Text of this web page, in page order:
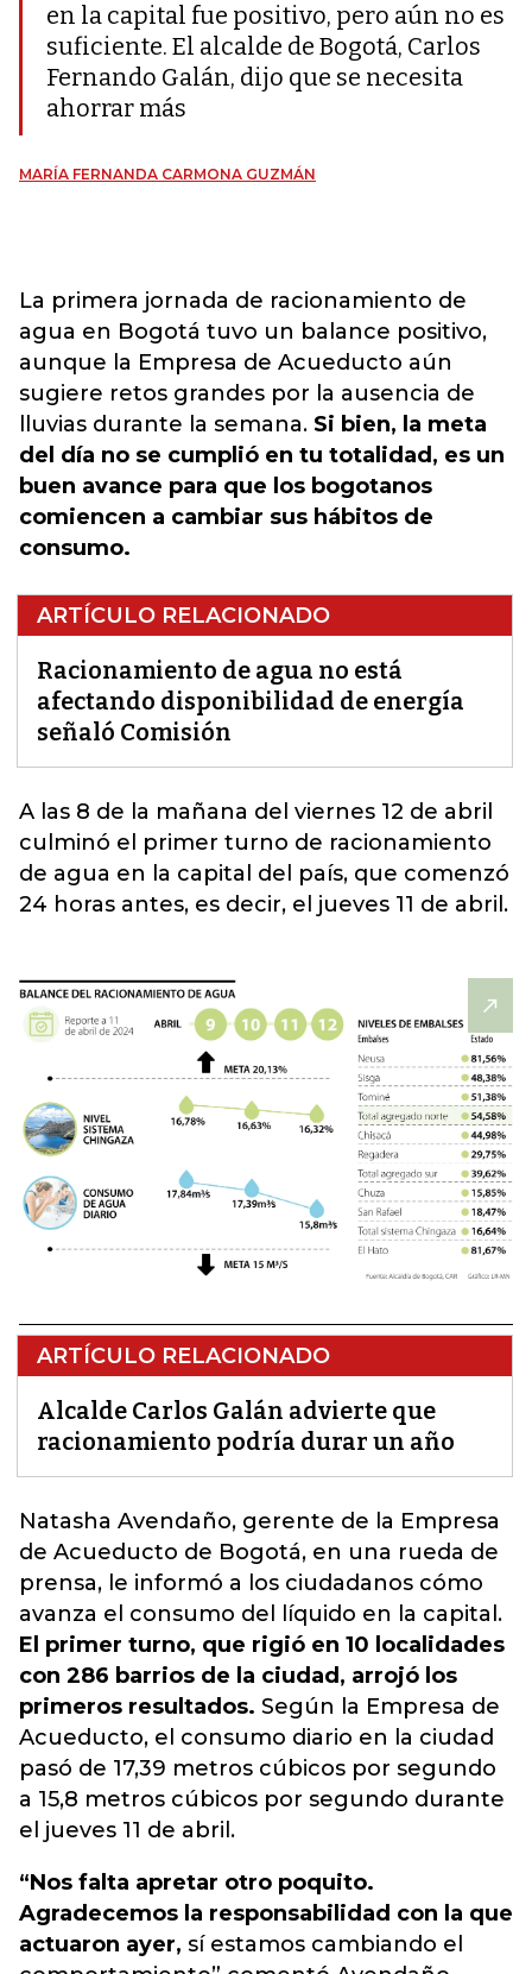
en la capital fue positivo, pero aún no es
suficiente. El alcalde de Bogotá, Carlos
Fernando Galán, dijo que se necesita
ahorrar más
MARÍA FERNANDA CARMONA GUZMÁN
La primera jornada de racionamiento de
agua en Bogotá tuvo un balance positivo,
aunque la Empresa de Acueducto aún
sugiere retos grandes por la ausencia de
lluvias durante la semana. Si bien, la meta
del día no se cumplió en tu totalidad, es un
buen avance para que los bogotanos
comiencen a cambiar sus hábitos de
consumo.
ARTÍCULO RELACIONADO
Racionamiento de agua no está
afectando disponibilidad de energía
señaló Comisión
A las 8 de la mañana del viernes 12 de abril
culminó el primer turno de racionamiento
de agua en la capital del país, que comenzó
24 horas antes, es decir, el jueves 11 de abril.
ARTÍCULO RELACIONADO
Alcalde Carlos Galán advierte que
racionamiento podría durar un año
Natasha Avendaño, gerente de la Empresa
de Acueducto de Bogotá, en una rueda de
prensa, le informó a los ciudadanos cómo
avanza el consumo del líquido en la capital.
El primer turno, que rigió en 10 localidades
con 286 barrios de la ciudad, arrojó los
primeros resultados. Según la Empresa de
Acueducto, el consumo diario en la ciudad
pasó de 17,39 metros cúbicos por segundo
a 15,8 metros cúbicos por segundo durante
el jueves 11 de abril.
“Nos falta apretar otro poquito.
Agradecemos la responsabilidad con la que
actuaron ayer, sí estamos cambiando el